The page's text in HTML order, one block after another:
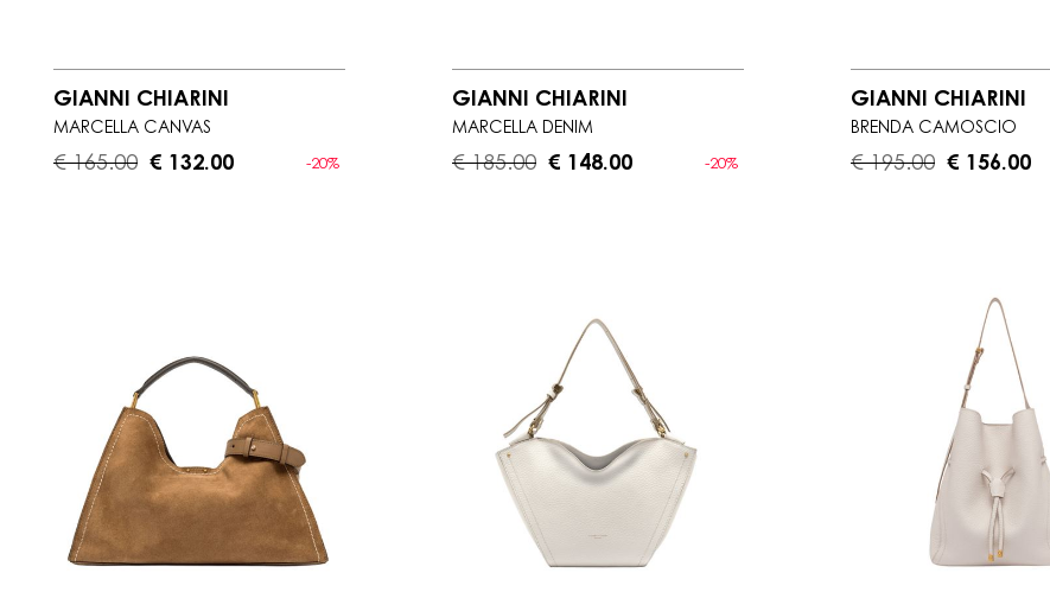
GIANNI CHIARINI
MARCELLA CANVAS
€ 165.00 -20%
€ 132.00
GIANNI CHIARINI
MARCELLA DENIM
€ 185.00 -20%
€ 148.00
GIANNI CHIARINI
BRENDA CAMOSCIO
€ 195.00 € 156.00